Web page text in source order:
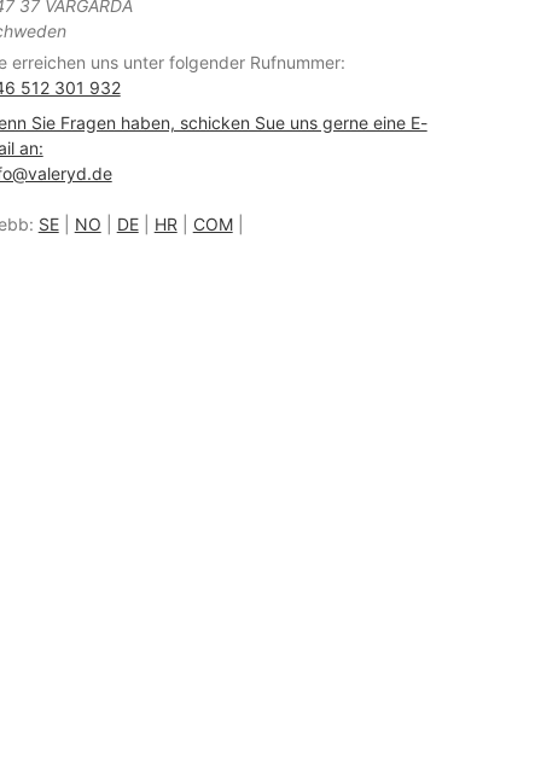
37 VÅRGÅRDA
erreichen uns unter folgender Rufnummer:
512 301 932
Sie Fragen haben, schicken Sue uns gerne eine E-
an:
SE| NO DE| HR COM|